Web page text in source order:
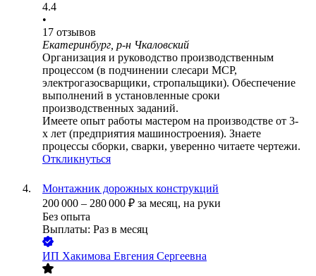
4.4
•
17 отзывов
Екатеринбург, р-н Чкаловский
Организация и руководство производственным
процессом (в подчинении слесари МСР,
электрогазосварщики, стропальщики). Обеспечение
выполнений в установленные сроки
производственных заданий.
Имеете опыт работы мастером на производстве от 3-
х лет (предприятия машиностроения). Знаете
процессы сборки, сварки, уверенно читаете чертежи.
Откликнуться
Монтажник дорожных конструкций
200 000 – 280 000 ₽ за месяц, на руки
Без опыта
Выплаты: Раз в месяц
ИП Хакимова Евгения Сергеевна